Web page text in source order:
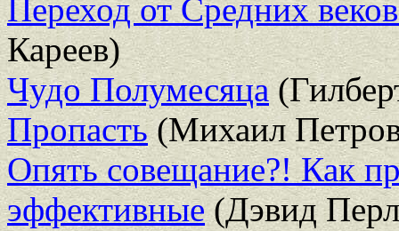
Переход от Средних
Кареев)
Чудо Полумесяца
Пропасть(Михаил
Опять совещание?! Как
эффективные(Дэвид